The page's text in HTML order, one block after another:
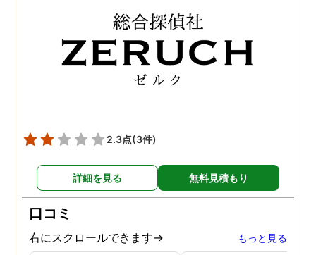
真、ひじょうに見やすい報
告書で満足のいくもので
す。 金額は安いものではあ
りませんが、他社とさほど
変わらず、むしろ総合的に
いたのですが、心身ともに
救われました。 クチコミが
遅くなりましたが、これか
らもスタッフみなさまお身
体に気をつけて、1人でも
多くの方の力になってくだ
さい！ 本当にありがとうご
ざいました。
のが鹿児島調査サービス
んでした。 とりあえず
だけしてみたいと思い、
話をかけると、直接お会
らいかというところも全
わからない中で、金額は
見素人目には少し高く感
やメンタルケア、そして
際の調査内容などを考え
2.3点(3件)
詳細を見る 無料見積もり
口コミ
右にスクロールできます→ もっと見る